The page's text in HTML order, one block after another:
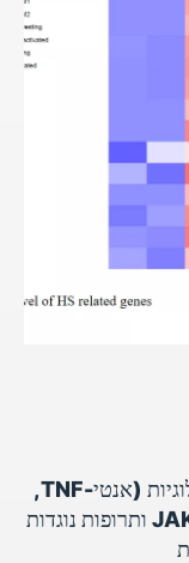
בדיקת יעילות של תרופות ביולוגיות (אנטי-TNF,
אנטי-IL-1, אנטי-IL-17/23), מעכבי JAK ותרופות נוגדות